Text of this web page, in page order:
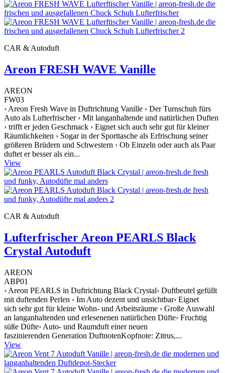
CAR & Autoduft
Areon FRESH WAVE Vanille
AREON
FW03
› Areon Fresh Wave in Duftrichtung Vanille › Der Turnschuh fürs
Auto als Lufterfrischer › Mit langanhaltende und natürlichen Duften
› trifft er jeden Geschmack › Eignet sich auch sehr gut für kleiner
Räumlichkeiten › Sogar in der Sporttasche als Erfrischung seiner
größeren Brüdern und Schwestern › Ob Einzeln oder auch als Paar
duftet er besser als ein...
View
CAR & Autoduft
Lufterfrischer Areon PEARLS Black
Crystal Autoduft
AREON
ABP01
› Areon PEARLS in Duftrichtung Black Crystal› Duftbeutel gefüllt
mit duftenden Perlen › Im Auto dezent und unsichtbar› Eignet
sich sehr gut für kleine Wohn- und Arbeitsräume › Große Auswahl
an langanhaltenden und erlesenenen natürlichen Düfte› Fruchtig
süße Düfte› Auto- und Raumduft einer neuen
faszinierenden Generation DuftnotenKopfnote: Zitrus,...
View